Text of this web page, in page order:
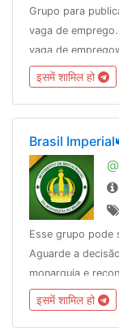
Grupo para
vaga de
vaga de
इसमें शामिल हो
Brasil
Esse grupo pode
Aguarde a
monarquia e
discussão não
इसमें शामिल हो